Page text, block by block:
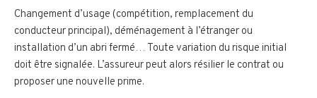
Changement d’usage (compétition, remplacement du
conducteur principal), déménagement à l’étranger ou
installation d’un abri fermé… Toute variation du risque initial
doit être signalée. L’assureur peut alors résilier le contrat ou
proposer une nouvelle prime.